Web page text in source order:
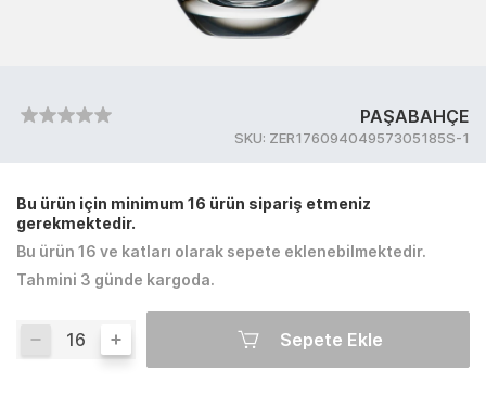
PAŞABAHÇE
SKU: ZER17609404957305185S-1
Bu ürün için minimum 16 ürün sipariş etmeniz
gerekmektedir.
Bu ürün 16 ve katları olarak sepete eklenebilmektedir.
Tahmini 3 günde kargoda.
Sepete Ekle